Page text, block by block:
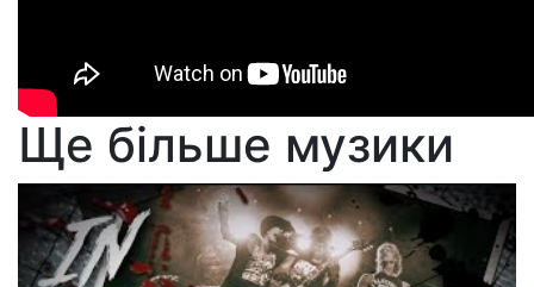
Ще більше музики